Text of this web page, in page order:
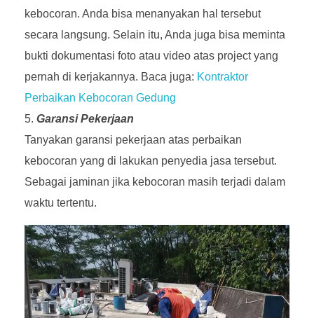
kebocoran. Anda bisa menanyakan hal tersebut
secara langsung. Selain itu, Anda juga bisa meminta
bukti dokumentasi foto atau video atas project yang
pernah di kerjakannya. Baca juga: Kontraktor
Perbaikan Kebocoran Gedung
Garansi Pekerjaan
Tanyakan garansi pekerjaan atas perbaikan
kebocoran yang di lakukan penyedia jasa tersebut.
Sebagai jaminan jika kebocoran masih terjadi dalam
waktu tertentu.